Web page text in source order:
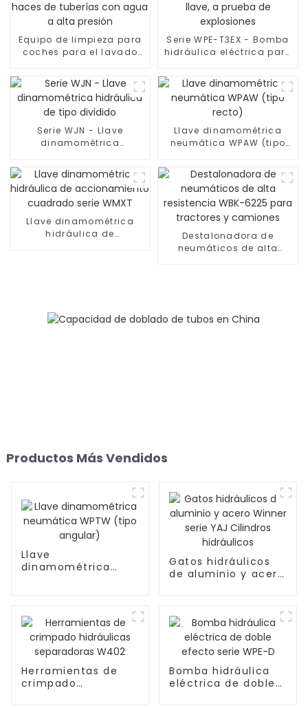
Equipo de limpieza para
coches para el lavado
con agua a alta presión
Serie WPE-T3EX - Bomba
hidráulica eléctrica para
explosiones
Serie WJN - Llave
dinamométrica
dividido
Llave dinamométrica
neumática WPAW (tipo
Llave dinamométrica
hidráulica de
Destalonadora de
neumáticos de alta
Productos Más Vendidos
Llave
dinamométrica
Gatos hidráulicos
de aluminio y acero
Herramientas de
crimpado
Bomba hidráulica
eléctrica de doble